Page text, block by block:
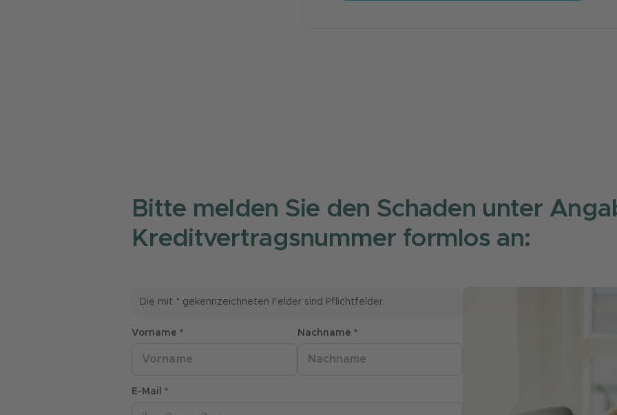
Bitte melden Sie den Schaden unter
Kreditvertragsnummer formlos an:
Die mit * gekennzeichneten Felder sind Pflichtfelder.
Vorname * Nachname *
E-Mail *